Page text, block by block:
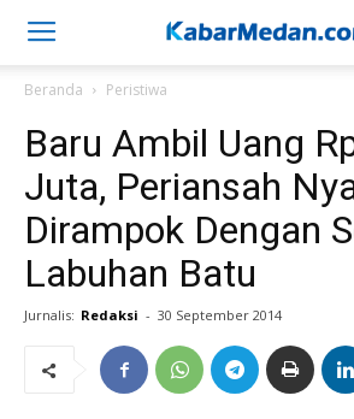
Beranda Peristiwa
Baru Ambil Uang
Juta, Periansah
Dirampok Dengan
Labuhan Batu
Jurnalis: Redaksi - 30 September 2014